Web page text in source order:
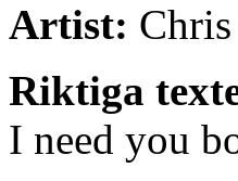
Artist:
Riktiga
I need you